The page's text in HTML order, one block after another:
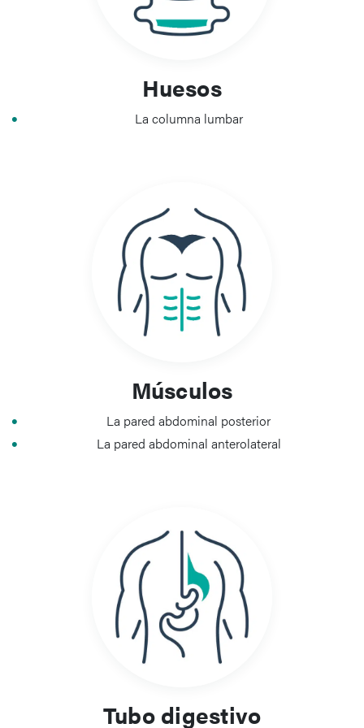
Huesos
La columna lumbar
Músculos
La pared abdominal posterior
La pared abdominal anterolateral
Tubo digestivo